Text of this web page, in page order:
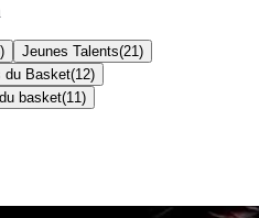
) Jeunes Talents(21 )
du Basket(12)
basket(11 )